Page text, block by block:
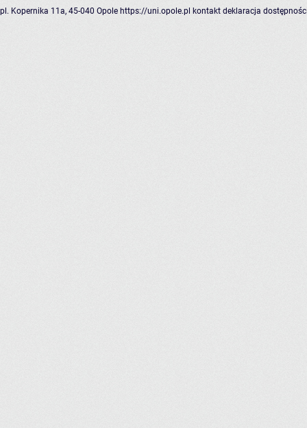
pl. Kopernika 11a, 45-040 Opole https://uni.opole.pl kontakt deklaracja